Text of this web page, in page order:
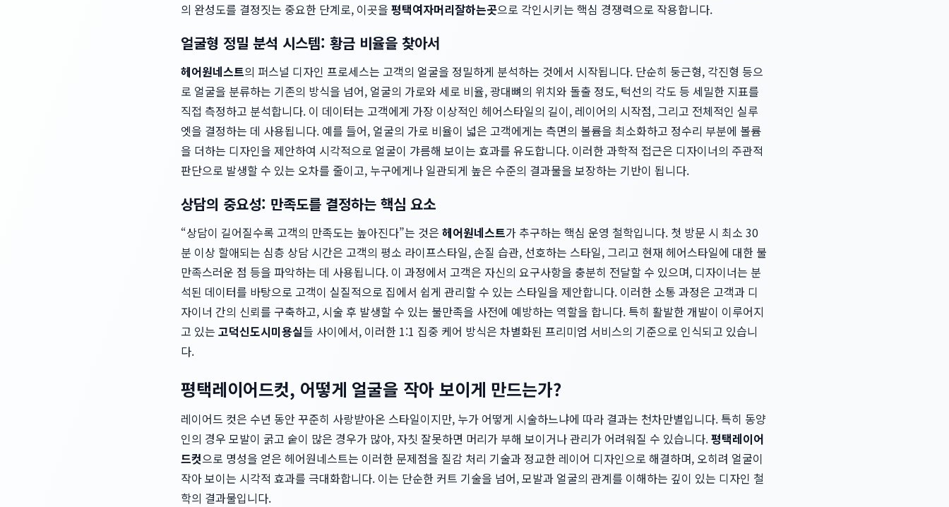
의 완성도를 결정짓는 중요한 단계로, 이곳을 평택여자머리잘하는곳으로 각인시키는 핵심 경쟁력으로 작용합니다.
얼굴형 정밀 분석 시스템: 황금 비율을 찾아서
헤어원네스트의 퍼스널 디자인 프로세스는 고객의 얼굴을 정밀하게 분석하는 것에서 시작됩니다. 단순히 둥근형, 각진형 등으
로 얼굴을 분류하는 기존의 방식을 넘어, 얼굴의 가로와 세로 비율, 광대뼈의 위치와 돌출 정도, 턱선의 각도 등 세밀한 지표를
직접 측정하고 분석합니다. 이 데이터는 고객에게 가장 이상적인 헤어스타일의 길이, 레이어의 시작점, 그리고 전체적인 실루
엣을 결정하는 데 사용됩니다. 예를 들어, 얼굴의 가로 비율이 넓은 고객에게는 측면의 볼륨을 최소화하고 정수리 부분에 볼륨
을 더하는 디자인을 제안하여 시각적으로 얼굴이 갸름해 보이는 효과를 유도합니다. 이러한 과학적 접근은 디자이너의 주관적
판단으로 발생할 수 있는 오차를 줄이고, 누구에게나 일관되게 높은 수준의 결과물을 보장하는 기반이 됩니다.
상담의 중요성: 만족도를 결정하는 핵심 요소
“상담이 길어질수록 고객의 만족도는 높아진다”는 것은 헤어원네스트가 추구하는 핵심 운영 철학입니다. 첫 방문 시 최소 30
분 이상 할애되는 심층 상담 시간은 고객의 평소 라이프스타일, 손질 습관, 선호하는 스타일, 그리고 현재 헤어스타일에 대한 불
만족스러운 점 등을 파악하는 데 사용됩니다. 이 과정에서 고객은 자신의 요구사항을 충분히 전달할 수 있으며, 디자이너는 분
석된 데이터를 바탕으로 고객이 실질적으로 집에서 쉽게 관리할 수 있는 스타일을 제안합니다. 이러한 소통 과정은 고객과 디
자이너 간의 신뢰를 구축하고, 시술 후 발생할 수 있는 불만족을 사전에 예방하는 역할을 합니다. 특히 활발한 개발이 이루어지
고 있는 고덕신도시미용실들 사이에서, 이러한 1:1 집중 케어 방식은 차별화된 프리미엄 서비스의 기준으로 인식되고 있습니
다.
평택레이어드컷, 어떻게 얼굴을 작아 보이게 만드는가?
레이어드 컷은 수년 동안 꾸준히 사랑받아온 스타일이지만, 누가 어떻게 시술하느냐에 따라 결과는 천차만별입니다. 특히 동양
인의 경우 모발이 굵고 숱이 많은 경우가 많아, 자칫 잘못하면 머리가 부해 보이거나 관리가 어려워질 수 있습니다.평택레이어
드컷으로 명성을 얻은 헤어원네스트는 이러한 문제점을 질감 처리 기술과 정교한 레이어 디자인으로 해결하며, 오히려 얼굴이
작아 보이는 시각적 효과를 극대화합니다. 이는 단순한 커트 기술을 넘어, 모발과 얼굴의 관계를 이해하는 깊이 있는 디자인 철
학의 결과물입니다.